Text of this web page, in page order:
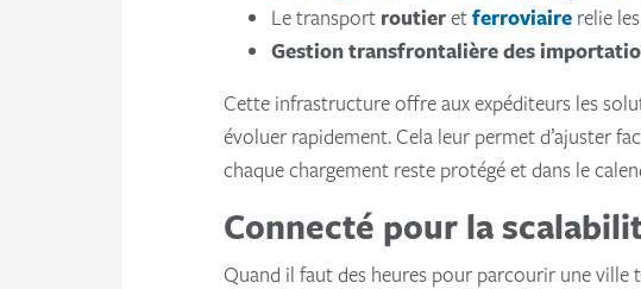
Le transport routieretferroviaire relie
Gestion transfrontalière des
Cette infrastructure offre aux expéditeurs les
évoluer rapidement. Cela leur permet d’ajuster
chaque chargement reste protégé et dans le
Connecté pour la
Quand il faut des heures pour parcourir une ville